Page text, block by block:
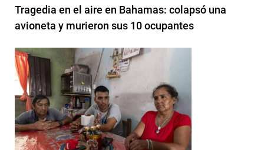
Tragedia en el aire en Bahamas: colapsó una
avioneta y murieron sus 10 ocupantes